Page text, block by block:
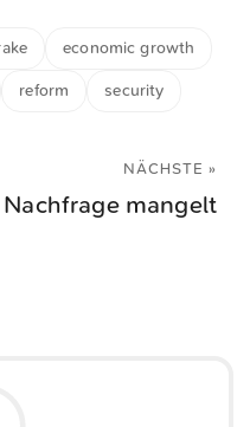
economic growth
reform security
NÄCHSTE »
Nachfrage mangelt